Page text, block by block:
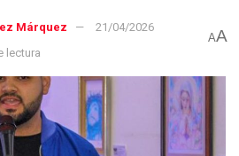
Márquez
21/04/2026
lectura
AA